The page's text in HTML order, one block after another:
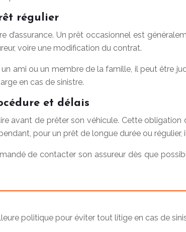
régulier
Un prêt occasionnel est
voire une modification du contrat.
ami ou un membre de la famille, il peut être
en cas de sinistre.
et délais
avant de prêter son véhicule. Cette
pour un prêt de longue durée ou régulier,
de contacter son assureur dès que
politique pour éviter tout litige en cas de